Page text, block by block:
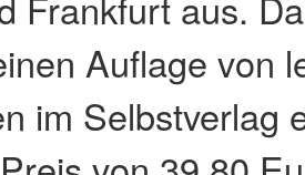
Auflage von
im Selbstverlag